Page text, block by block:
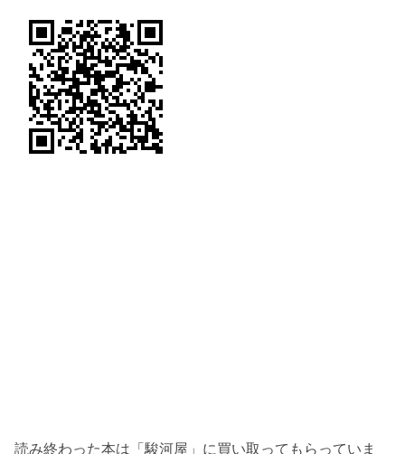
読み終わった本は「駿河屋」に買い取ってもらっていま